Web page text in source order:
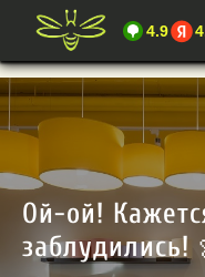
4.9
Ой-ой!
заблудились!